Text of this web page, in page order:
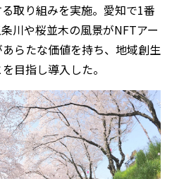
取り組みを実施。愛知で1番
川や桜並木の風景がNFTアー
らたな価値を持ち、地域創生
目指し導入した。